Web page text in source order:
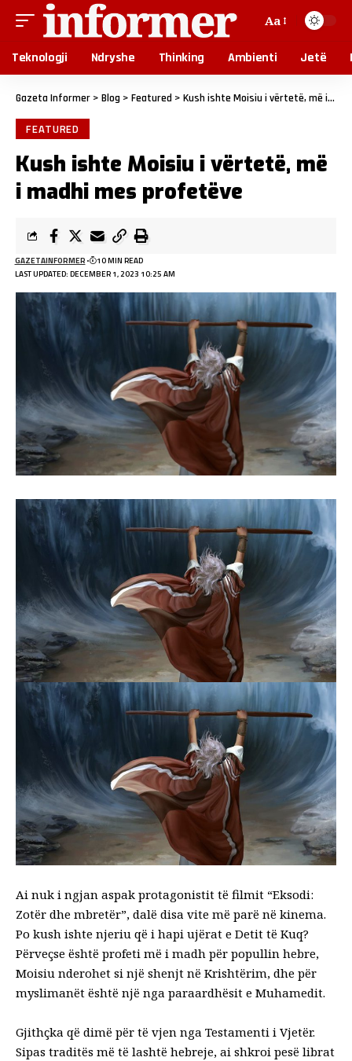
Aa
Teknologji Ndryshe Thinking Ambienti Jetë
Gazeta Informer > Blog > Featured > Kush ishte Moisiu i vërtetë, më i madhi mes profetëve
FEATURED
Kush ishte Moisiu i vërtetë, më
i madhi mes profetëve
LAST UPDATED: DECEMBER 1, 2023 10:25 AM
GAZETAINFORMER 10 MIN READ
Ai nuk i ngjan aspak protagonistit të filmit “Eksodi:
Zotër dhe mbretër”, dalë disa vite më parë në kinema.
Po kush ishte njeriu që i hapi ujërat e Detit të Kuq?
Përveçse është profeti më i madh për popullin hebre,
Moisiu nderohet si një shenjt në Krishtërim, dhe për
myslimanët është një nga paraardhësit e Muhamedit.
Gjithçka që dimë për të vjen nga Testamenti i Vjetër.
Sipas traditës më të lashtë hebreje, ai shkroi pesë librat